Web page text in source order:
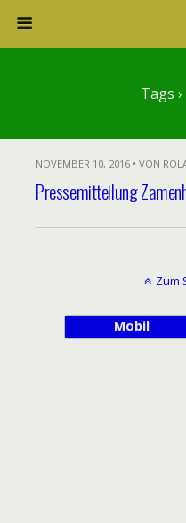
Tags
NOVEMBER 10, 2016 • VON
Pressemitteilung
Zum
Mobil